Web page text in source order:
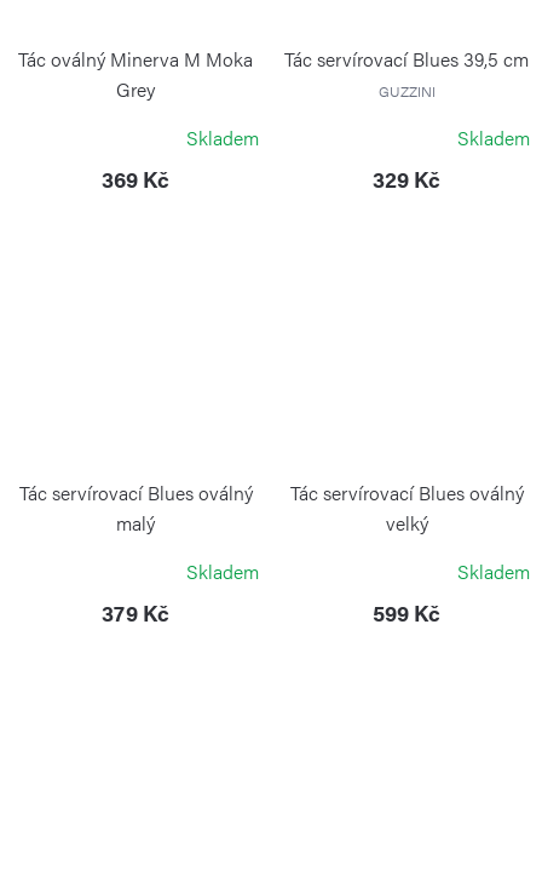
Tác oválný Minerva M Moka
Grey
Skladem
369 Kč
Tác servírovací Blues 39,5 cm
GUZZINI
Skladem
329 Kč
Tác servírovací Blues oválný
malý
Skladem
379 Kč
Tác servírovací Blues oválný
velký
Skladem
599 Kč